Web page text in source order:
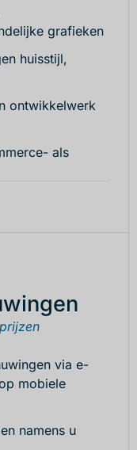
grafieken
huisstijl,
ontwikkelwerk
als
via e-
mobiele
namens u